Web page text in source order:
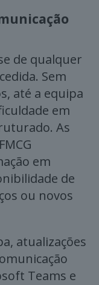
de qualquer
Sem
até a equipa
em
As
em
de
ou novos
atualizações
Teams e